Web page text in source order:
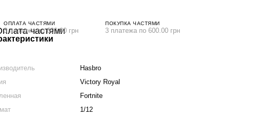
ОПЛАТА ЧАСТЯМИ
3 платежа по 600.00 грн
ПОКУПКА ЧАСТЯМИ
3 платежа по 600.00 грн
Hasbro
Victory Royal
Fortnite
1/12